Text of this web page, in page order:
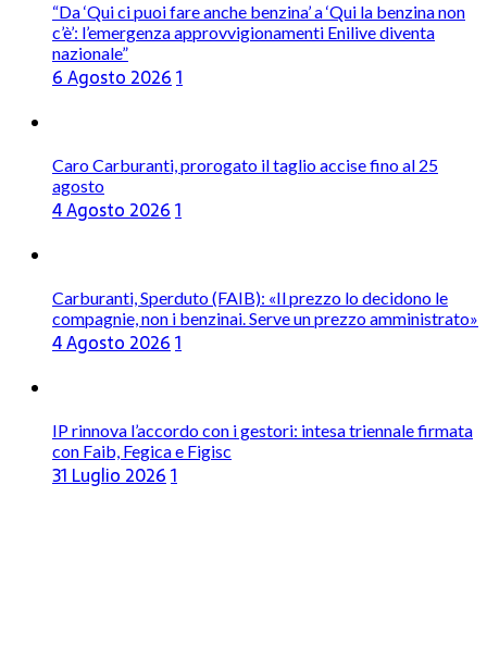
“Da ‘Qui ci puoi fare anche benzina’ a ‘Qui la benzina non
c’è’: l’emergenza approvvigionamenti Enilive diventa
nazionale”
6 Agosto 20261
Caro Carburanti, prorogato il taglio accise fino al 25
agosto
4 Agosto 20261
Carburanti, Sperduto (FAIB): «Il prezzo lo decidono le
compagnie, non i benzinai. Serve un prezzo amministrato»
4 Agosto 20261
IP rinnova l’accordo con i gestori: intesa triennale firmata
con Faib, Fegica e Figisc
31 Luglio 20261